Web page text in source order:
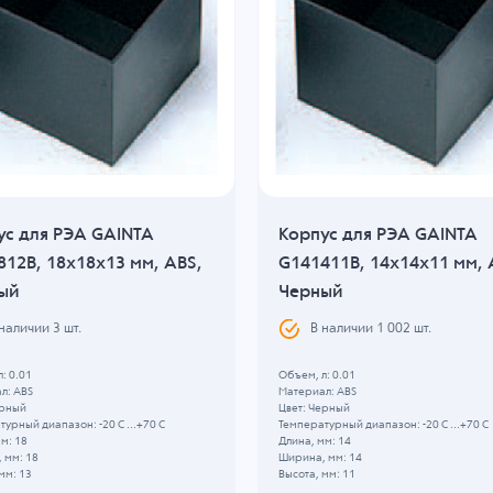
для РЭА GAINTA
18x18x13 мм, ABS,
3 шт.
0.01
ABS
диапазон: -20 C ...+70 C
18
мм: 18
13
Корпус для РЭА GAINTA
G141411B, 14x14x11 мм,
Черный
В наличии 1 002 шт.
Объем, л: 0.01
Материал: ABS
Цвет: Черный
Температурный диапазон: -20 C ...+70 C
Длина, мм: 14
Ширина, мм: 14
Высота, мм: 11